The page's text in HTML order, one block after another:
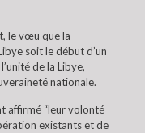
le vœu que la
soit le début d’un
de la Libye,
nationale.
affirmé “leur volonté
existants et de